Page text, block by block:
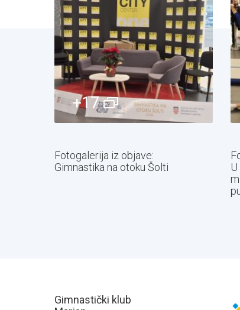
+17
Fotogalerija iz objave:
Gimnastika na otoku Šolti
Gimnastički klub